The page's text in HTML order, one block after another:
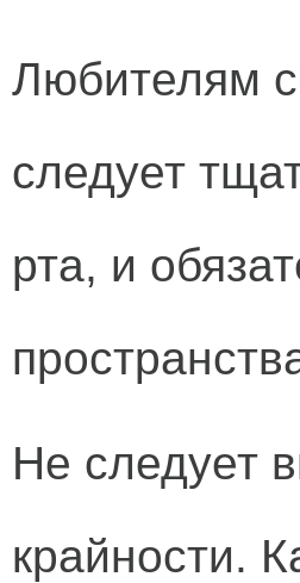
Любителям
следует
рта, и
Не следует
крайности.